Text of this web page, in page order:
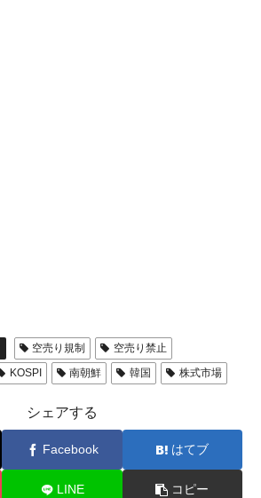
空売り規制
空売り禁止
KOSPI 南朝鮮 韓国 株式市場
シェアする
Facebook はてブ
LINE コピー